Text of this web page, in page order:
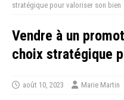
stratégique pour valoriser son bien
Vendre à un
choix stratégique
août 10, 2023 Marie Martin